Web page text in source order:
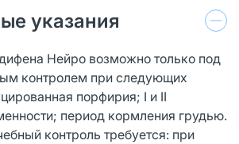
указания
Нейро возможно только под
контролем при следующих
порфирия; I и II
период кормления грудью.
контроль требуется: при